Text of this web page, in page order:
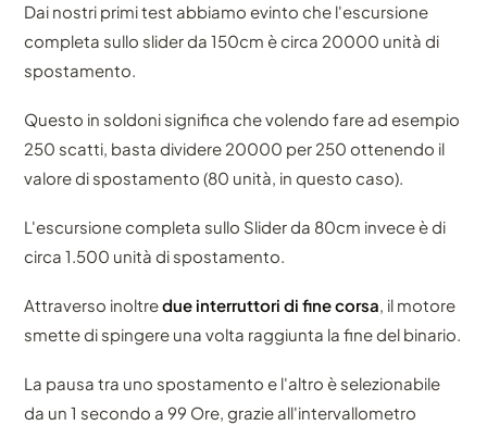
Dai nostri primi test abbiamo evinto che l'escursione
completa sullo slider da 150cm è circa 20000 unità di
spostamento.
Questo in soldoni significa che volendo fare ad esempio
250 scatti, basta dividere 20000 per 250 ottenendo il
valore di spostamento (80 unità, in questo caso).
L'escursione completa sullo Slider da 80cm invece è di
circa 1.500 unità di spostamento.
Attraverso inoltredue interruttori di fine corsa, il motore
smette di spingere una volta raggiunta la fine del binario.
La pausa tra uno spostamento e l'altro è selezionabile
da un 1 secondo a 99 Ore, grazie all'intervallometro